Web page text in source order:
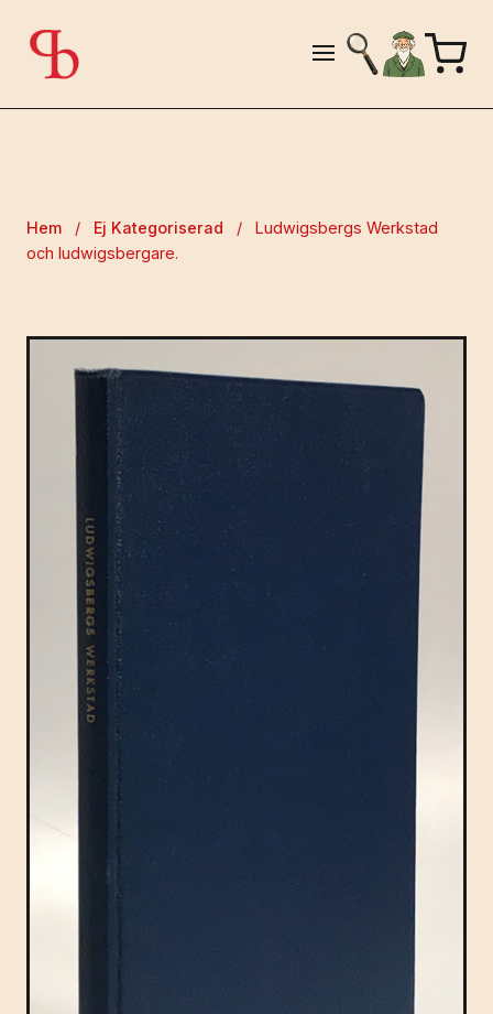
Hem / Ej Kategoriserad /
Ludwigsbergs Werkstad
och ludwigsbergare.